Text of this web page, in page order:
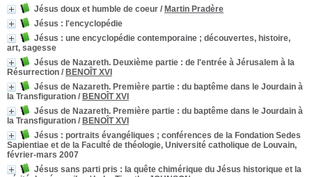
Jésus doux et humble de coeur / Martin Pradère
Jésus : l'encyclopédie
Jésus : une encyclopédie contemporaine ; découvertes, histoire,
art, sagesse
Jésus de Nazareth. Deuxième partie : de l'entrée à Jérusalem à la
Résurrection / BENOÎT XVI
Jésus de Nazareth. Première partie : du baptême dans le Jourdain à
la Transfiguration / BENOÎT XVI
Jésus de Nazareth. Première partie : du baptême dans le Jourdain à
la Transfiguration / BENOÎT XVI
Jésus : portraits évangéliques ; conférences de la Fondation Sedes
Sapientiae et de la Faculté de théologie, Université catholique de Louvain,
février-mars 2007
Jésus sans parti pris : la quête chimérique du Jésus historique et la